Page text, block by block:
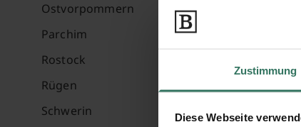
Zustimmung
Diese Webseite
Ostvorpommern
Parchim
Rostock
Rügen
Schwerin